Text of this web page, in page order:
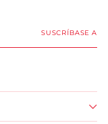
SUSCRÍBASE A